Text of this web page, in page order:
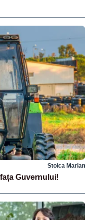
Stoica Marian
Guvernului!